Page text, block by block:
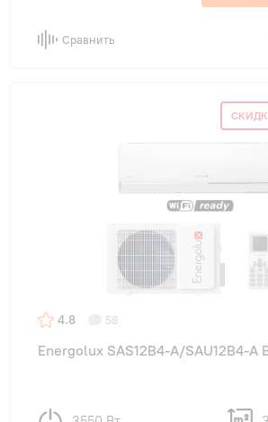
Сравнить
4.8 58
Energolux SAS12B4-A/SAU12B4-A